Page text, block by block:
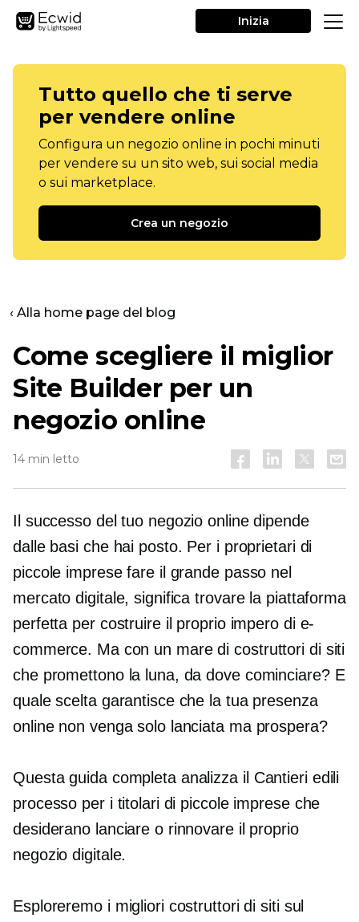
Inizia
Tutto quello che ti serve
per vendere online
Configura un negozio online in pochi minuti
per vendere su un sito web, sui social media
o sui marketplace.
Crea un negozio
‹ Alla home page del blog
Come scegliere il miglior
Site Builder per un
negozio online
14 min letto
Il successo del tuo negozio online dipende
dalle basi che hai posto. Per i proprietari di
piccole imprese fare il grande passo nel
mercato digitale, significa trovare la piattaforma
perfetta per costruire il proprio impero di e-
commerce. Ma con un mare di costruttori di siti
che promettono la luna, da dove cominciare? E
quale scelta garantisce che la tua presenza
online non venga solo lanciata ma prospera?
Questa guida completa analizza il Cantieri edili
processo per i titolari di piccole imprese che
desiderano lanciare o rinnovare il proprio
negozio digitale.
Esploreremo i migliori costruttori di siti sul